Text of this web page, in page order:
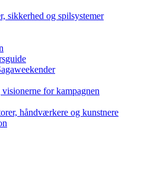
sikkerhed og spilsystemer
for kampagnen
håndværkere og kunstnere